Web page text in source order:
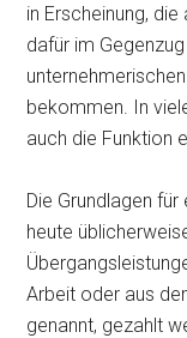
in Erscheinung,
dafür im
bekommen. In
auch die Funktion
Die Grundlagen
heute
Arbeit oder aus
genannt, gezahlt